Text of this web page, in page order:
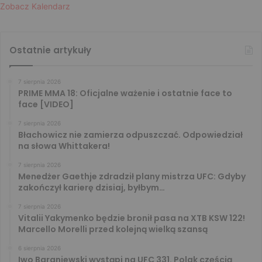
Zobacz Kalendarz
Ostatnie artykuły
7 sierpnia 2026
PRIME MMA 18: Oficjalne ważenie i ostatnie face to
face [VIDEO]
7 sierpnia 2026
Błachowicz nie zamierza odpuszczać. Odpowiedział
na słowa Whittakera!
7 sierpnia 2026
Menedżer Gaethje zdradził plany mistrza UFC: Gdyby
zakończył karierę dzisiaj, byłbym…
7 sierpnia 2026
Vitalii Yakymenko będzie bronił pasa na XTB KSW 122!
Marcello Morelli przed kolejną wielką szansą
6 sierpnia 2026
Iwo Baraniewski wystąpi na UFC 331. Polak częścią